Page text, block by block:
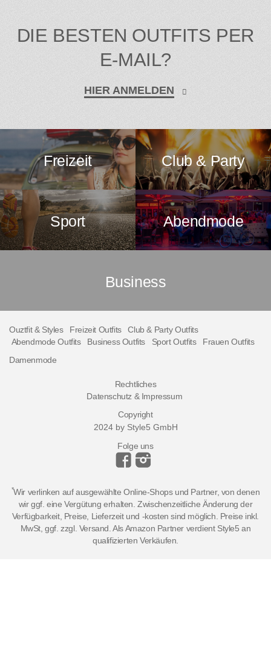
DIE BESTEN OUTFITS PER
E-MAIL?
HIER ANMELDEN
Freizeit Club & Party
Sport Abendmode
Business
Ouztfit & Styles Freizeit Outfits
Club & Party Outfits
Abendmode Outfits
Business Outfits Sport Outfits
Frauen Outfits
Damenmode
Rechtliches
Datenschutz & Impressum
Copyright
2024 by Style5 GmbH
Folge uns
*Wir verlinken auf ausgewählte Online-Shops und Partner, von denen
wir ggf. eine Vergütung erhalten. Zwischenzeitliche Änderung der
Verfügbarkeit, Preise, Lieferzeit und -kosten sind möglich. Preise inkl.
MwSt, ggf. zzgl. Versand. Als Amazon Partner verdient Style5 an
qualifizierten Verkäufen.